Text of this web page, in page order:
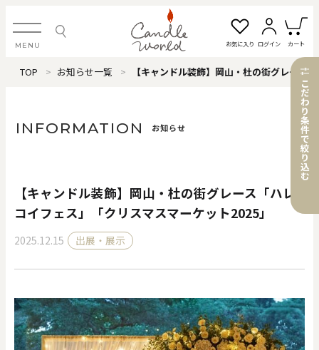
MENU お気に入り ログイン カート
ログイン・新規会員登録
すべてのアイテム
カテゴリから探す
価格で探す
TOP お知らせ一覧 【キャンドル装飾】岡山・杜の街グレース「ハレコイフェス」「クリスマスマーケット2025」
INFORMATION お知らせ
【キャンドル装飾】岡山・杜の街グレース「ハレ
コイフェス」「クリスマスマーケット2025」
2025.12.15 出展・展示
こ
だ
わ
り
条
件
で
絞
り
込
む